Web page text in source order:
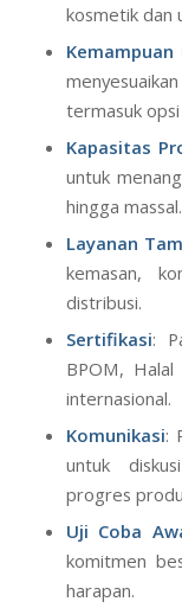
kosmetik dan
termasuk opsi
Kapasitas
untuk
hingga massal.
Layanan
kemasan,
distribusi.
Sertifikasi:
BPOM,
internasional.
Komunikasi:
untuk
progres
Uji Coba
komitmen
harapan.